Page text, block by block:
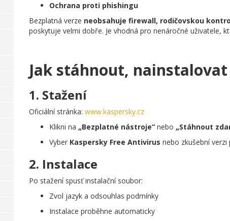
Ochrana proti phishingu
Bezplatná verze neobsahuje firewall, rodičovskou
poskytuje velmi dobře. Je vhodná pro nenáročné uživatele,
Jak stáhnout,
1. Stažení
Oficiální stránka: www.kaspersky.cz
Klikni na „Bezplatné nástroje“ nebo „Stáhnout
Vyber Kaspersky Free Antivirus nebo zkušební
2. Instalace
Po stažení spusť instalační soubor:
Zvol jazyk a odsouhlas podmínky
Instalace proběhne automaticky